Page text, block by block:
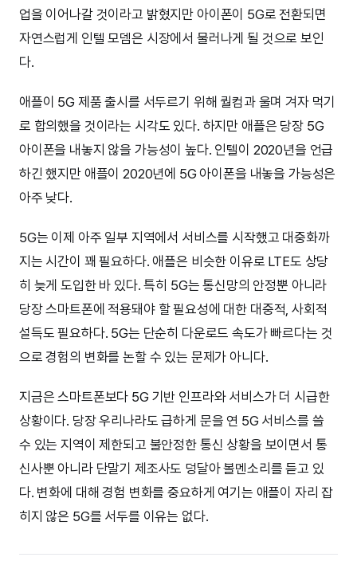
업을 이어나갈 것이라고 밝혔지만 아이폰이 5G로 전환되면
자연스럽게 인텔 모뎀은 시장에서 물러나게 될 것으로 보인
다.
애플이 5G 제품 출시를 서두르기 위해 퀄컴과 울며 겨자 먹기
로 합의했을 것이라는 시각도 있다. 하지만 애플은 당장 5G
아이폰을 내놓지 않을 가능성이 높다. 인텔이 2020년을 언급
하긴 했지만 애플이 2020년에 5G 아이폰을 내놓을 가능성은
아주 낮다.
5G는 이제 아주 일부 지역에서 서비스를 시작했고 대중화까
지는 시간이 꽤 필요하다. 애플은 비슷한 이유로 LTE도 상당
히 늦게 도입한 바 있다. 특히 5G는 통신망의 안정뿐 아니라
당장 스마트폰에 적용돼야 할 필요성에 대한 대중적, 사회적
설득도 필요하다. 5G는 단순히 다운로드 속도가 빠르다는 것
으로 경험의 변화를 논할 수 있는 문제가 아니다.
지금은 스마트폰보다 5G 기반 인프라와 서비스가 더 시급한
상황이다. 당장 우리나라도 급하게 문을 연 5G 서비스를 쓸
수 있는 지역이 제한되고 불안정한 통신 상황을 보이면서 통
신사뿐 아니라 단말기 제조사도 덩달아 볼멘소리를 듣고 있
다. 변화에 대해 경험 변화를 중요하게 여기는 애플이 자리 잡
히지 않은 5G를 서두를 이유는 없다.